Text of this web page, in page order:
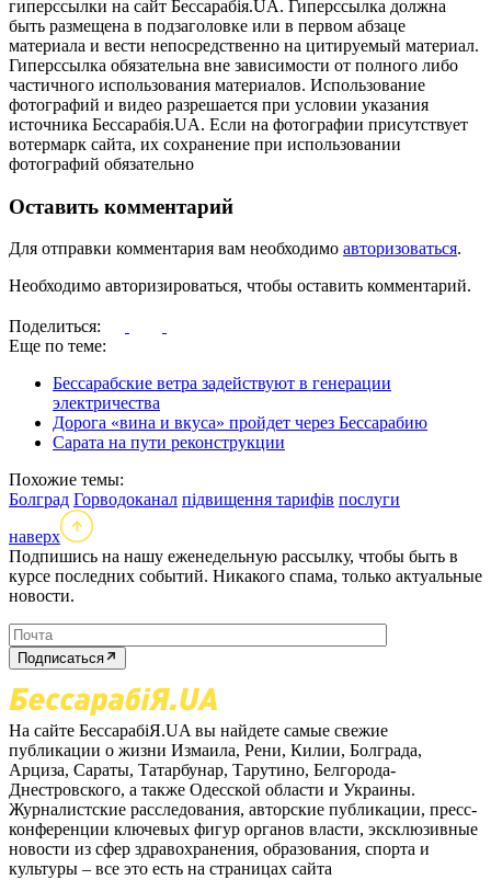
гиперссылки на сайт Бессарабія.UA. Гиперссылка должна
быть размещена в подзаголовке или в первом абзаце
материала и вести непосредственно на цитируемый материал.
Гиперссылка обязательна вне зависимости от полного либо
частичного использования материалов. Использование
фотографий и видео разрешается при условии указания
источника Бессарабія.UA. Если на фотографии присутствует
вотермарк сайта, их сохранение при использовании
фотографий обязательно
Оставить комментарий
Для отправки комментария вам необходимо авторизоваться.
Необходимо авторизироваться, чтобы оставить комментарий.
Поделиться:
Еще по теме:
Бессарабские ветра задействуют в генерации
электричества
Дорога «вина и вкуса» пройдет через Бессарабию
Сарата на пути реконструкции
Похожие темы:
Болград Горводоканал підвищення тарифів послуги
наверх
Подпишись на нашу еженедельную рассылку, чтобы быть в
курсе последних событий. Никакого спама, только актуальные
новости.
Подписаться
На сайте БессарабіЯ.UA вы найдете самые свежие
публикации о жизни Измаила, Рени, Килии, Болграда,
Арциза, Сараты, Татарбунар, Тарутино, Белгорода-
Днестровского, а также Одесской области и Украины.
Журналистские расследования, авторские публикации, пресс-
конференции ключевых фигур органов власти, эксклюзивные
новости из сфер здравохранения, образования, спорта и
культуры – все это есть на страницах сайта